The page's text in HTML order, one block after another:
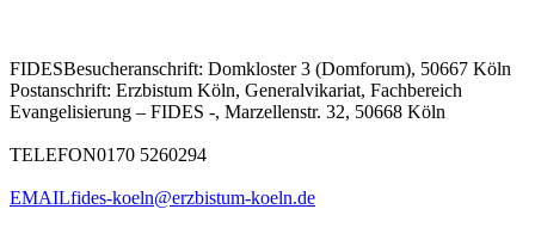
FIDESBesucheranschrift: Domkloster 3 (Domforum), 50667 Köln
Postanschrift: Erzbistum Köln, Generalvikariat, Fachbereich
Evangelisierung – FIDES -, Marzellenstr. 32, 50668 Köln
TELEFON0170 5260294
EMAILfides-koeln@erzbistum-koeln.de